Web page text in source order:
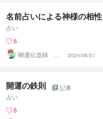
名前占いによる神様の相性
占い
6
開運伝道師 HE
RO
2024/08/31
開運の鉄則
記事
占い
6